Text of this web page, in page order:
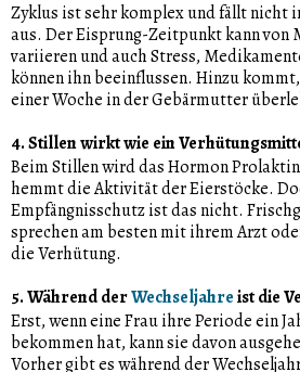
Zyklus ist sehr komplex und fällt nicht
aus. Der Eisprung-Zeitpunkt kann von
variieren und auch Stress,
können ihn beeinflussen. Hinzu
einer Woche in der Gebärmutter
4. Stillen wirkt wie ein
Beim Stillen wird das Hormon
hemmt die Aktivität der Eierstöcke.
Empfängnisschutz ist das nicht.
sprechen am besten mit ihrem Arzt
die Verhütung.
5. Während derWechseljahreist die
Erst, wenn eine Frau ihre Periode ein
bekommen hat, kann sie davon
Vorher gibt es während der